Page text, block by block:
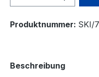
Produktnummer: SKI/
Beschreibung